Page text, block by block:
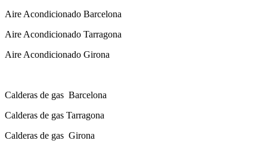
Aire Acondicionado Barcelona
Aire Acondicionado Tarragona
Aire Acondicionado Girona
Calderas de gas Barcelona
Calderas de gas Tarragona
Calderas de gas Girona